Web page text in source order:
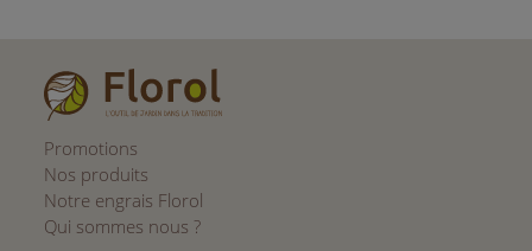
Promotions
Nos produits
Notre engrais Florol
Qui sommes nous ?